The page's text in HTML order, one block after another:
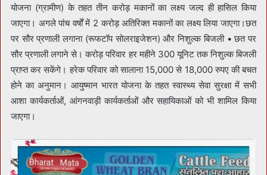
योजना (ग्रामीण) के तहत तीन करोड़ मकानों का लक्ष्य जल्द ही हासिल किया
जाएगा। अगले पांच वर्षों में 2 करोड़ अतिरिक्त मकानों का लक्ष्य लिया जाएगा।छत
पर सौर प्रणाली लगाना (रूफटॉप सोलराइजेशन) और निशुल्क बिजली • छत पर
सौर प्रणाली लगाने से। करोड़ परिवार हर महीने 300 यूनिट तक निशुल्क बिजली
प्राप्त कर सकेंगे। हरेक परिवार को सालाना 15,000 से 18,000 रुपए की बचत
होने का अनुमान। आयुष्मान भारत योजना के तहत स्वास्थ्य सेवा सुरक्षा में सभी
आशा कार्यकर्ताओं, आंगनवाड़ी कार्यकर्ताओं और सहायिकाओं को भी शामिल किया
जाएगा।